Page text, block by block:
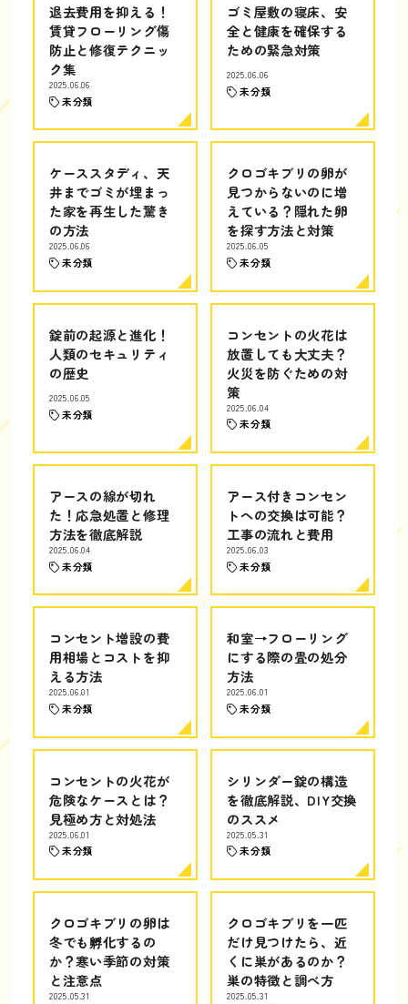
退去費用を抑える！
賃貸フローリング傷
防止と修復テクニッ
ク集
2025.06.06
未分類
ゴミ屋敷の寝床、安
全と健康を確保する
ための緊急対策
2025.06.06
未分類
ケーススタディ、天
井までゴミが埋まっ
た家を再生した驚き
の方法
2025.06.06
未分類
クロゴキブリの卵が
見つからないのに増
えている？隠れた卵
を探す方法と対策
2025.06.05
未分類
錠前の起源と進化！
人類のセキュリティ
の歴史
2025.06.05
未分類
コンセントの火花は
放置しても大丈夫？
火災を防ぐための対
策
2025.06.04
未分類
アースの線が切れ
た！応急処置と修理
方法を徹底解説
2025.06.04
未分類
アース付きコンセン
トへの交換は可能？
工事の流れと費用
2025.06.03
未分類
コンセント増設の費
用相場とコストを抑
える方法
2025.06.01
未分類
和室→フローリング
にする際の畳の処分
方法
2025.06.01
未分類
コンセントの火花が
危険なケースとは？
見極め方と対処法
2025.06.01
未分類
シリンダー錠の構造
を徹底解説、DIY交換
のススメ
2025.05.31
未分類
クロゴキブリの卵は
冬でも孵化するの
か？寒い季節の対策
と注意点
2025.05.31
クロゴキブリを一匹
だけ見つけたら、近
くに巣があるのか？
巣の特徴と調べ方
2025.05.31